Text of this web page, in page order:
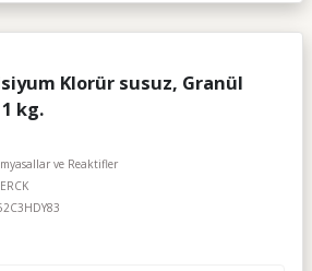
Klorür susuz, Granül
kg.
ve Reaktifler